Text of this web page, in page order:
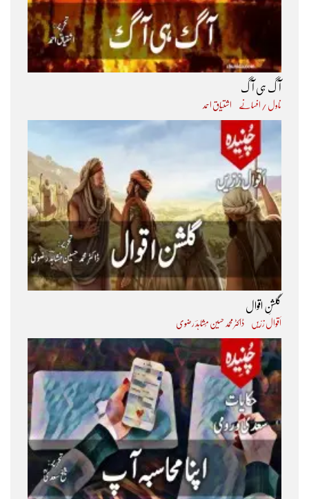
آگ ہی آگ
ناول / افسانے اشتیاق احمد
گلشنِ اقوال
اَقوال زرّیں ڈاکٹر محمد حسین مُشاہدؔ رضوی